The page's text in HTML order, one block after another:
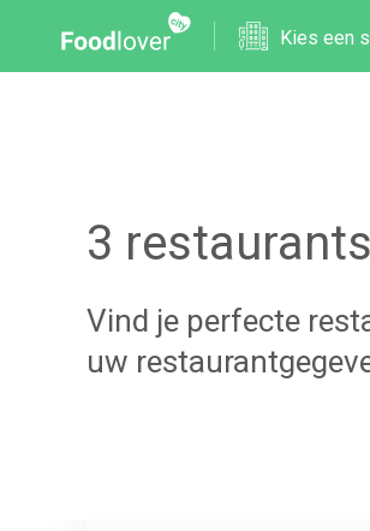
Kies een
3
Vind je perfecte
uw